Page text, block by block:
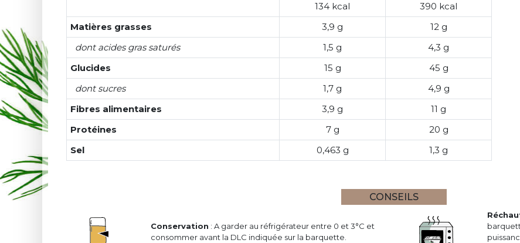
134 kcal
390 kcal
Matières grasses
3,9 g
12 g
dont acides gras saturés
1,5 g
4,3 g
Glucides
15 g
45 g
dont sucres
1,7 g
4,9 g
Fibres alimentaires
3,9 g
11 g
Protéines
7 g
20 g
Sel
0,463 g 1,3 g
CONSEILS
Conservation : A garder au réfrigérateur entre 0 et 3°C et
consommer avant la DLC indiquée sur la barquette.